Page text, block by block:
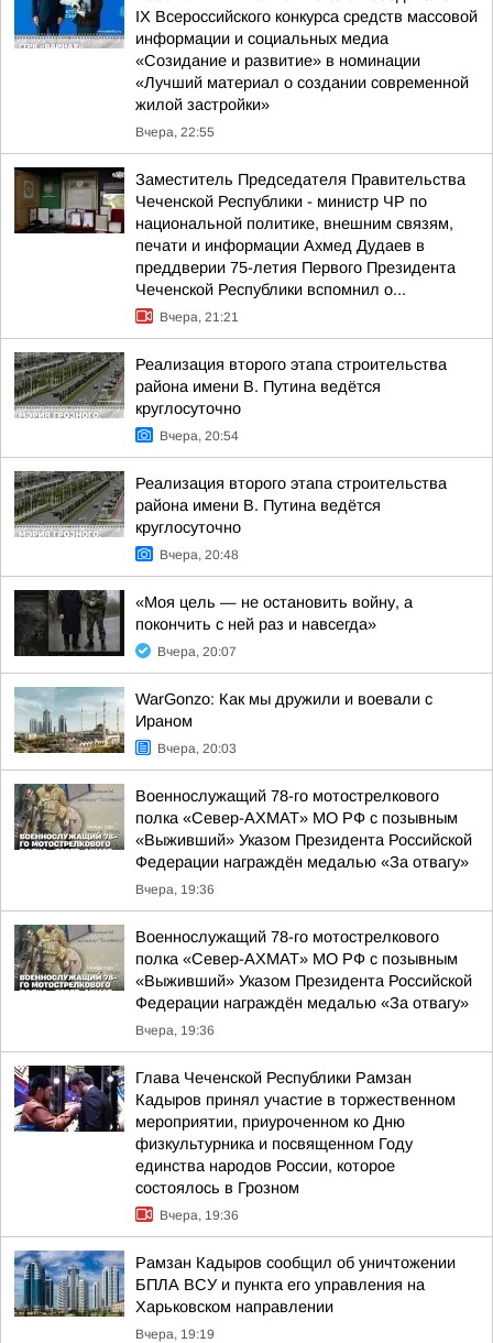
IX Всероссийского конкурса средств массовой
информации и социальных медиа
«Созидание и развитие» в номинации
«Лучший материал о создании современной
жилой застройки»
Вчера, 22:55
Заместитель Председателя Правительства
Чеченской Республики - министр ЧР по
национальной политике, внешним связям,
печати и информации Ахмед Дудаев в
преддверии 75-летия Первого Президента
Чеченской Республики вспомнил о...
Вчера, 21:21
Реализация второго этапа строительства
района имени В. Путина ведётся
круглосуточно
Вчера, 20:54
Реализация второго этапа строительства
района имени В. Путина ведётся
круглосуточно
Вчера, 20:48
«Моя цель — не остановить войну, а
покончить с ней раз и навсегда»
Вчера, 20:07
WarGonzo: Как мы дружили и воевали с
Ираном
Вчера, 20:03
Военнослужащий 78-го мотострелкового
полка «Север-АХМАТ» МО РФ с позывным
«Выживший» Указом Президента Российской
Федерации награждён медалью «За отвагу»
Вчера, 19:36
Военнослужащий 78-го мотострелкового
полка «Север-АХМАТ» МО РФ с позывным
«Выживший» Указом Президента Российской
Федерации награждён медалью «За отвагу»
Вчера, 19:36
Глава Чеченской Республики Рамзан
Кадыров принял участие в торжественном
мероприятии, приуроченном ко Дню
физкультурника и посвященном Году
единства народов России, которое
состоялось в Грозном
Вчера, 19:36
Рамзан Кадыров сообщил об уничтожении
БПЛА ВСУ и пункта его управления на
Харьковском направлении
Вчера, 19:19